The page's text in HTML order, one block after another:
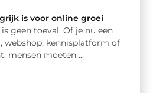
is voor online groei
geen toeval. Of je nu een
webshop, kennisplatform of
mensen moeten ...